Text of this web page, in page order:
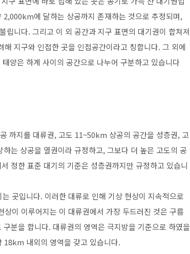
에 달하는 상공까지 존재하는 것으로 추정되며,
립니다. 그리고 이 외 공간과 지구 표면의 대기권이 합쳐져
지구와 인접한 곳을 인접공간이라고 칭합니다. 그 외에
양은 하계 사이의 공간으로 나누어 구분하고 있습니다
까지를 대류권, 고도 11~50km 상공의 공간을 성층권, 고
는 상공을 열권이라 규정하고, 그보다 더 높은 고도의 공
정한 표준 대기의 기준은 성층권까지만 규정하고 있습니
곳입니다. 이러한 대류로 인해 기상 현상이 지속적으로
이 이루어지는 이 대류권에서 가장 두드러진 것은 구름
분을 합니다. 대류권의 영역은 극지방을 기준으로 하였을
내외의 영역을 갖고 있습니다.